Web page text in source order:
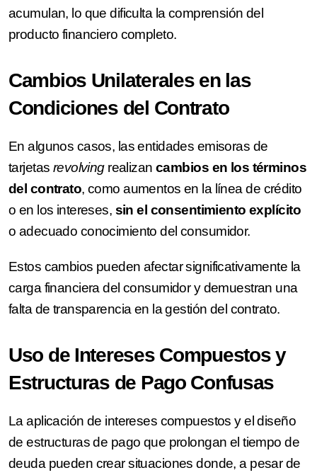
acumulan, lo que dificulta la comprensión del
producto financiero completo.
Cambios Unilaterales en las
Condiciones del Contrato
En algunos casos, las entidades emisoras de
tarjetas revolving realizancambios en los términos
del contrato, como aumentos en la línea de crédito
o en los intereses, sin el consentimiento explícito
o adecuado conocimiento del consumidor.
Estos cambios pueden afectar significativamente la
carga financiera del consumidor y demuestran una
falta de transparencia en la gestión del contrato.
Uso de Intereses Compuestos y
Estructuras de Pago Confusas
La aplicación de intereses compuestos y el diseño
de estructuras de pago que prolongan el tiempo de
deuda pueden crear situaciones donde, a pesar de